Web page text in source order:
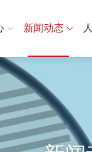
新闻动态